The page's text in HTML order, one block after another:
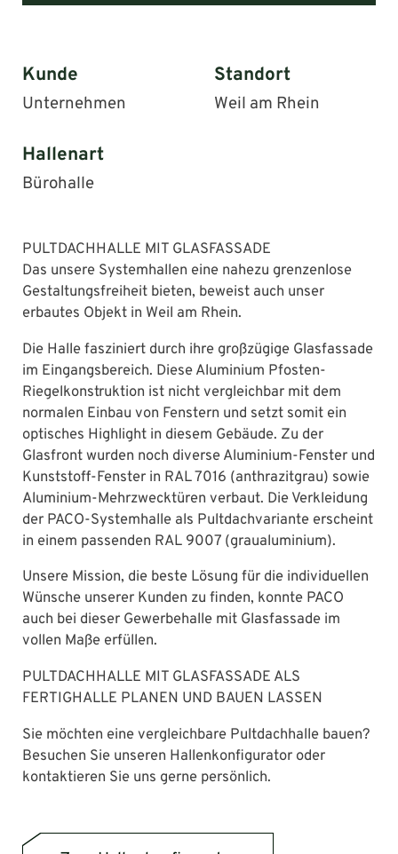
Kunde
Unternehmen
Standort
Weil am Rhein
Hallenart
Bürohalle
PULTDACHHALLE MIT GLASFASSADE
Das unsere Systemhallen eine nahezu grenzenlose
Gestaltungsfreiheit bieten, beweist auch unser
erbautes Objekt in Weil am Rhein.
Die Halle fasziniert durch ihre großzügige Glasfassade
im Eingangsbereich. Diese Aluminium Pfosten-
Riegelkonstruktion ist nicht vergleichbar mit dem
normalen Einbau von Fenstern und setzt somit ein
optisches Highlight in diesem Gebäude. Zu der
Glasfront wurden noch diverse Aluminium-Fenster und
Kunststoff-Fenster in RAL 7016 (anthrazitgrau) sowie
Aluminium-Mehrzwecktüren verbaut. Die Verkleidung
der PACO-Systemhalle als Pultdachvariante erscheint
in einem passenden RAL 9007 (graualuminium).
Unsere Mission, die beste Lösung für die individuellen
Wünsche unserer Kunden zu finden, konnte PACO
auch bei dieser Gewerbehalle mit Glasfassade im
vollen Maße erfüllen.
PULTDACHHALLE MIT GLASFASSADE ALS
FERTIGHALLE PLANEN UND BAUEN LASSEN
Sie möchten eine vergleichbare Pultdachhalle bauen?
Besuchen Sie unseren Hallenkonfigurator oder
kontaktieren Sie uns gerne persönlich.